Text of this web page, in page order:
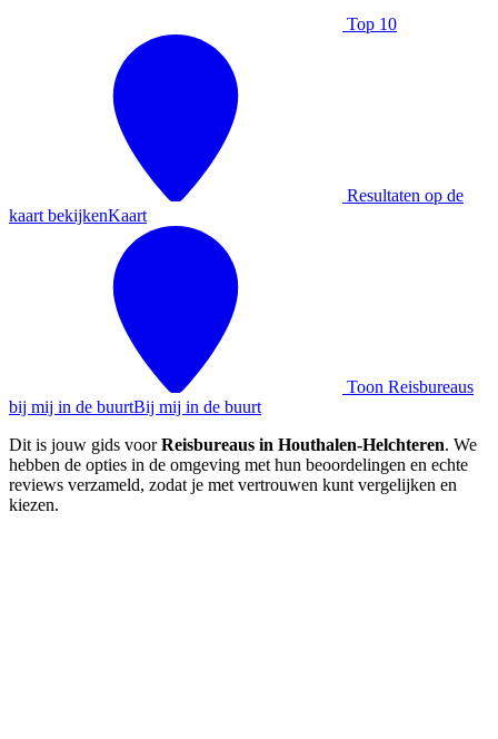
Top 10
Resultaten op de
kaart bekijkenKaart
Toon Reisbureaus
bij mij in de buurtBij mij in de buurt
Dit is jouw gids voorReisbureaus in Houthalen-Helchteren. We
hebben de opties in de omgeving met hun beoordelingen en echte
reviews verzameld, zodat je met vertrouwen kunt vergelijken en
kiezen.